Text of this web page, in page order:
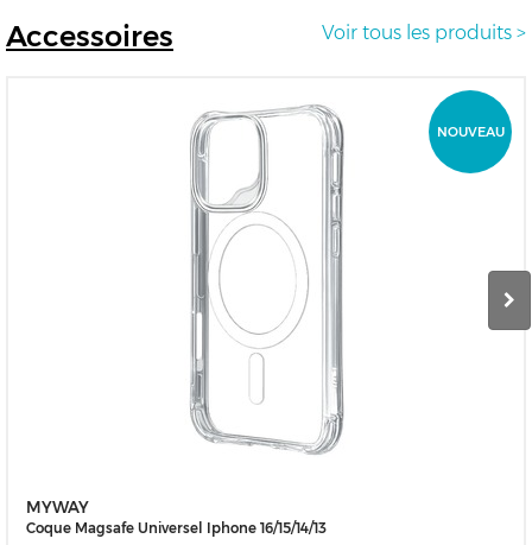
Voir tous les produits >
Accessoires
NOUVEAU
MYWAY
Coque Magsafe Universel Iphone 16/15/14/13